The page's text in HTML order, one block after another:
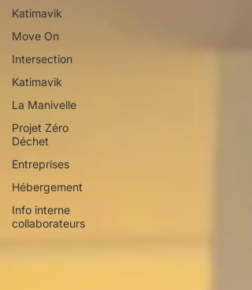
Katimavik
Move On
Intersection
Katimavik
La Manivelle
Projet Zéro
Déchet
Entreprises
Hébergement
Info interne
collaborateurs